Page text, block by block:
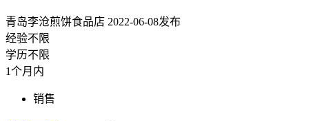
青岛李沧煎饼食品店 2022-06-08发布
经验不限
学历不限
1个月内
销售